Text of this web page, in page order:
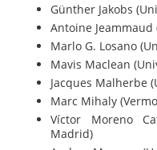
Günther Jakobs
Antoine
Marlo G. Losano
Mavis Maclean
Jacques Malherbe
Marc Mihaly
Víctor Moreno
Madrid)